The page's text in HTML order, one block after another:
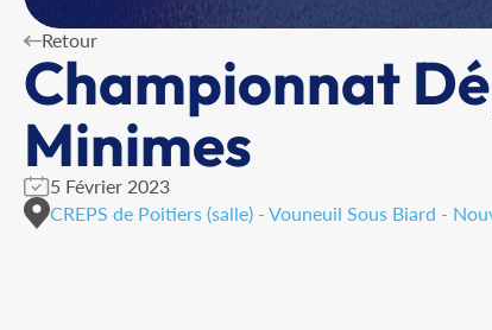
Retour
Championnat
Minimes
5 Février 2023
CREPS de Poitiers (salle) - Vouneuil Sous Biard -